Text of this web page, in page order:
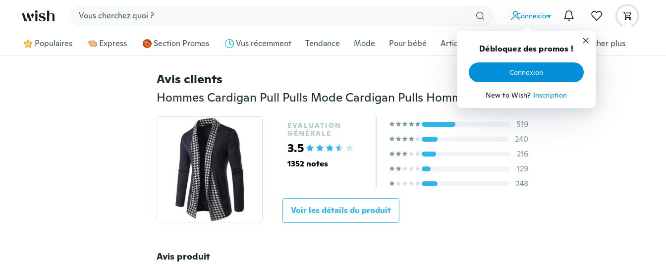
Connexion
Débloquez des promos !
Connexion
New to Wish? Inscription
Populaires Express Section Promos Vus récemment Tendance Mode Pour bébé Articles pour animaux domestiques Afficher plus
Avis clients
Hommes Cardigan Pull Pulls Mode Cardigan Pulls Hommes Manteaux Casual Slim Chandail À Manches Longues
ÉVALUATION
GÉNÉRALE
3.5
1352 notes
519
240
216
129
248
Voir les détails du produit
Avis produit